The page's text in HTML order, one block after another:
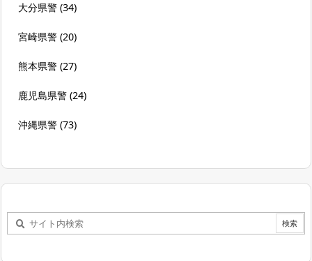
大分県警 (34)
宮崎県警 (20)
熊本県警 (27)
鹿児島県警 (24)
沖縄県警 (73)